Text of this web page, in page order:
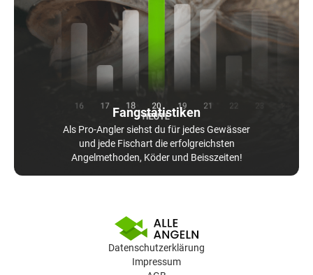
Fangstatistiken
Als Pro-Angler siehst du für jedes Gewässer
und jede Fischart die erfolgreichsten
Angelmethoden, Köder und Beisszeiten!
Datenschutzerklärung
Impressum